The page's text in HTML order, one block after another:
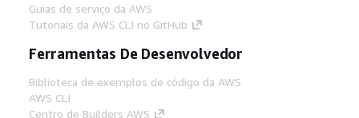
Guias de serviço da AWS
Tutoriais da AWS CLI no GitHub
Ferramentas De Desenvolvedor
Biblioteca de exemplos de código da AWS
AWS CLI
Centro de Builders AWS